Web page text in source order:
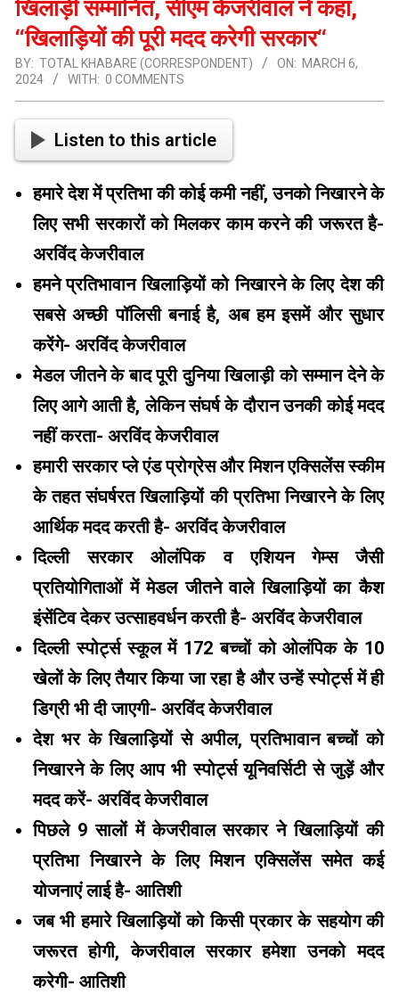
खिलाड़ी सम्मानित, सीएम केजरीवाल ने कहा,
‘‘खिलाड़ियों की पूरी मदद करेगी सरकार‘‘
BY: TOTAL KHABARE (CORRESPONDENT) ON: MARCH 6,
2024
WITH: 0 COMMENTS
Listen to this article
हमारे देश में प्रतिभा की कोई कमी नहीं, उनको निखारने के
लिए सभी सरकारों को मिलकर काम करने की जरूरत है-
अरविंद केजरीवाल
हमने प्रतिभावान खिलाड़ियों को निखारने के लिए देश की
सबसे अच्छी पॉलिसी बनाई है, अब हम इसमें और सुधार
करेंगे- अरविंद केजरीवाल
मेडल जीतने के बाद पूरी दुनिया खिलाड़ी को सम्मान देने के
लिए आगे आती है, लेकिन संघर्ष के दौरान उनकी कोई मदद
नहीं करता- अरविंद केजरीवाल
हमारी सरकार प्ले एंड प्रोग्रेस और मिशन एक्सिलेंस स्कीम
के तहत संघर्षरत खिलाड़ियों की प्रतिभा निखारने के लिए
आर्थिक मदद करती है- अरविंद केजरीवाल
दिल्ली सरकार ओलंपिक व एशियन गेम्स जैसी
प्रतियोगिताओं में मेडल जीतने वाले खिलाड़ियों का कैश
इंसेंटिव देकर उत्साहवर्धन करती है- अरविंद केजरीवाल
दिल्ली स्पोर्ट्स स्कूल में 172 बच्चों को ओलंपिक के 10
खेलों के लिए तैयार किया जा रहा है और उन्हें स्पोर्ट्स में ही
डिग्री भी दी जाएगी- अरविंद केजरीवाल
देश भर के खिलाड़ियों से अपील, प्रतिभावान बच्चों को
निखारने के लिए आप भी स्पोर्ट्स यूनिवर्सिटी से जुड़ें और
मदद करें- अरविंद केजरीवाल
पिछले 9 सालों में केजरीवाल सरकार ने खिलाड़ियों की
प्रतिभा निखारने के लिए मिशन एक्सिलेंस समेत कई
योजनाएं लाई है- आतिशी
जब भी हमारे खिलाड़ियों को किसी प्रकार के सहयोग की
जरूरत होगी, केजरीवाल सरकार हमेशा उनको मदद
करेगी- आतिशी